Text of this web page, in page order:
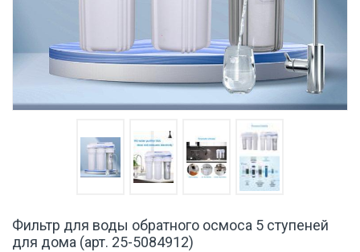
Фильтр для воды обратного осмоса 5 ступеней
для дома (арт. 25-5084912)